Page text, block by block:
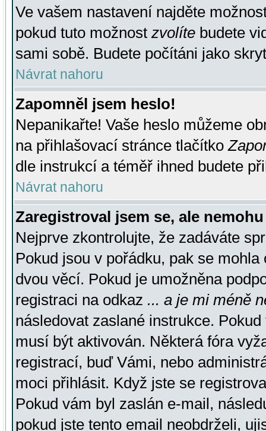
Ve vašem nastavení najděte
pokud tuto možnost zvolíte budete
sami sobě. Budete počítáni jako
Návrat nahoru
Zapomněl jsem heslo!
Nepanikařte! Vaše heslo můžeme
na přihlašovací stránce tlačítko
dle instrukcí a téměř ihned budete
Návrat nahoru
Zaregistroval jsem se, ale
Nejprve zkontrolujte, že zadáváte
Pokud jsou v pořádku, pak se
dvou věcí. Pokud je umožněna
registraci na odkaz ... a je mi méně
následovat zaslané instrukce.
musí být aktivován. Některá fóra
registrací, buď Vámi, nebo
moci přihlásit. Když jste se
Pokud vám byl zaslán e-mail,
pokud jste tento email neobdrželi,